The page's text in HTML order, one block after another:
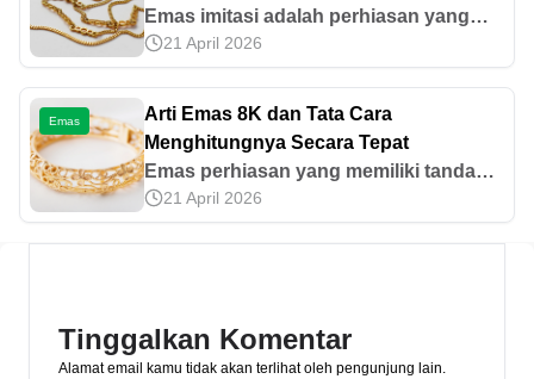
Emas imitasi adalah perhiasan yang
tampak seperti emas asli, tetapi tanpa
kandungan emas murni. Pelajari ciri,
cara cek keaslian, dan risiko jika
membelinya.
21 April 2026
Emas
Arti Emas 8K dan Tata Cara
Menghitungnya Secara Tepat
Emas perhiasan yang memiliki tanda
8K tentunya berbeda dengan emas
24K. Apa sebenarnya arti dari kadar
21 April 2026
Tinggalkan Komentar
Alamat email kamu tidak akan terlihat oleh pengunjung lain.